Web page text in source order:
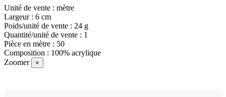
Unité de vente : mètre
Largeur : 6 cm
Poids/unité de vente : 24 g
Quantité/unité de vente : 1
Pièce en mètre : 50
Composition : 100% acrylique
Zoomer
×